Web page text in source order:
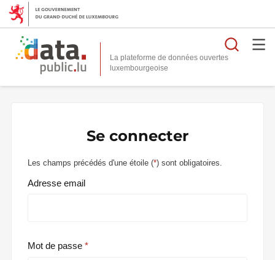
La plateforme de données ouvertes
Se connecter
Les champs précédés d'une étoile (*) sont obligatoires.
Adresse email
Mot de passe